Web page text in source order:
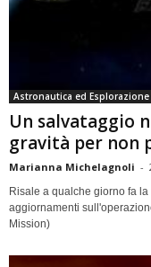
Astronautica ed Esplorazione
Un salvataggio
gravità per non
Marianna Michelagnoli -
Risale a qualche giorno fa
aggiornamenti
Mission)